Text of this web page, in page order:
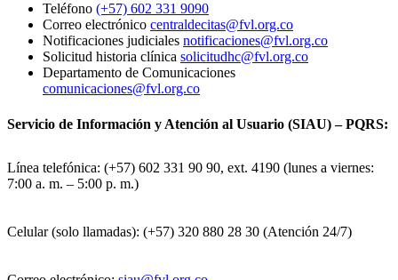
Teléfono (+57) 602 331 9090
Correo electrónico centraldecitas@fvl.org.co
Notificaciones judiciales notificaciones@fvl.org.co
Solicitud historia clínica solicitudhc@fvl.org.co
Departamento de Comunicaciones
comunicaciones@fvl.org.co
Servicio de Información y Atención al Usuario (SIAU) – PQRS:
Línea telefónica: (+57) 602 331 90 90, ext. 4190 (lunes a viernes:
7:00 a. m. – 5:00 p. m.)
Celular (solo llamadas): (+57) 320 880 28 30 (Atención 24/7)